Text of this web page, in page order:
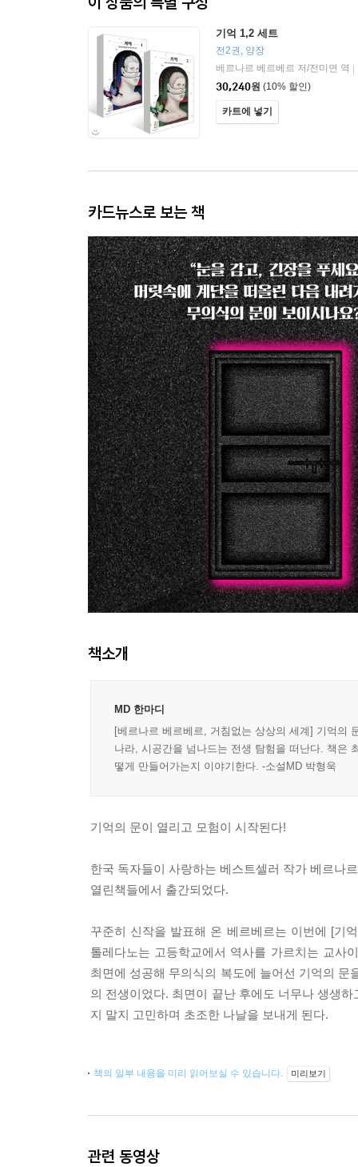
기억 1,2 세트
전2권, 양장
베르나르 베르베르 저/전미연 역
30,240원 (10% 할인)
카트에 넣기
카드뉴스로 보는 책
책소개
MD 한마디
[베르나르 베르베르, 거침없는 상상의 세계] 기억의
나라, 시공간을 넘나드는 전생 탐험을 떠난다. 책은
떻게 만들어가는지 이야기한다. -소설MD 박형욱
기억의 문이 열리고 모험이 시작된다!
한국 독자들이 사랑하는 베스트셀러 작가 베르나
열린책들에서 출간되었다.
꾸준히 신작을 발표해 온 베르베르는 이번에 [기
톨레다노는 고등학교에서 역사를 가르치는 교사
최면에 성공해 무의식의 복도에 늘어선 기억의
의 전생이었다. 최면이 끝난 후에도 너무나 생생
지 말지 고민하며 초조한 나날을 보내게 된다.
책의 일부 내용을 미리 읽어보실 수 있습니다. 미리보기
관련 동영상